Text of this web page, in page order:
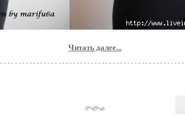
Читать далее...